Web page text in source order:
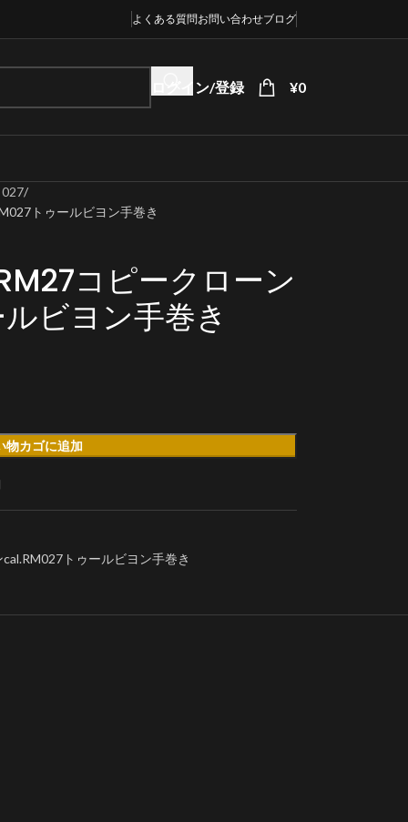
よくある質問お問い合わせブログ
ログイン/登録 ¥0
トゥールビヨン手巻き
コピークローン
ビヨン手巻き
物カゴに追加
トゥールビヨン手巻き